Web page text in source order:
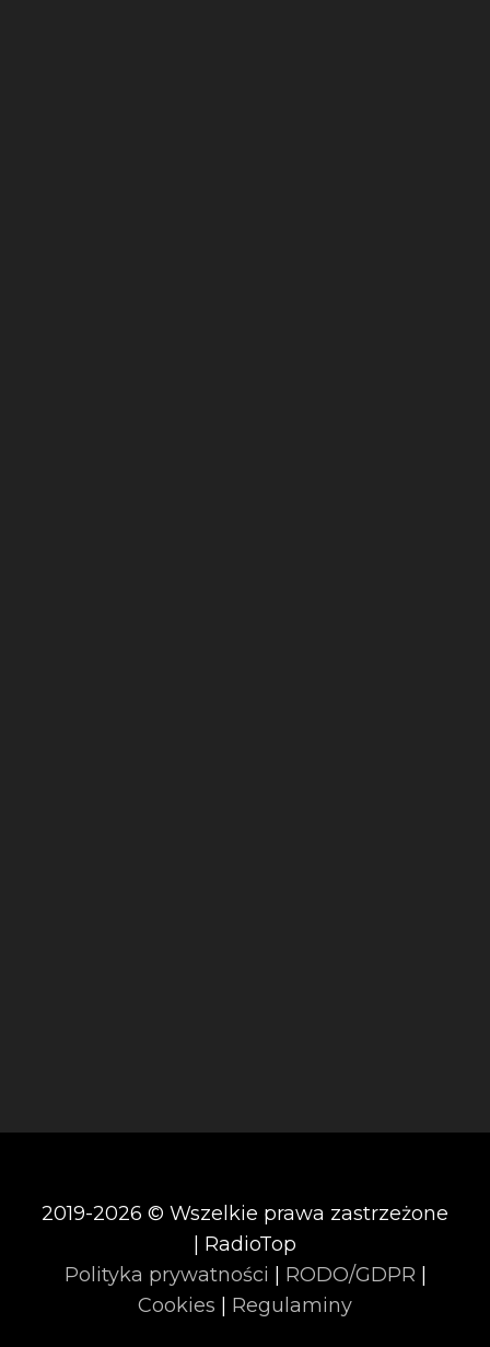
2019-2026 © Wszelkie prawa zastrzeżone
| RadioTop
Polityka prywatności
RODO/GDPR
Cookies
Regulaminy